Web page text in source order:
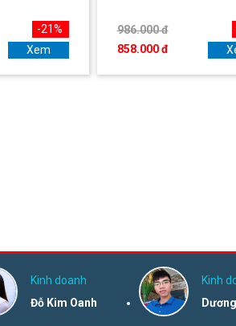
-21%
Xem
986.000 đ
858.000 đ
Kinh doanh
Đỗ Kim Oanh
Kinh